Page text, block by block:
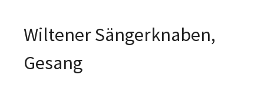
Wiltener Sängerknaben,